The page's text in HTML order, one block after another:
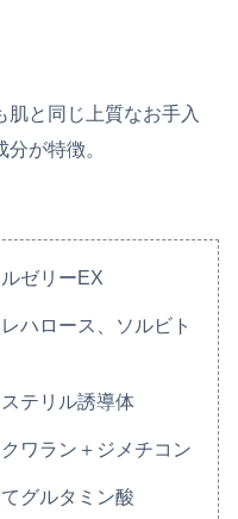
肌と同じ上質なお手入
が特徴。
ゼリーEX
ハロース、ソルビト
テリル誘導体
ワラン＋ジメチコン
グルタミン酸